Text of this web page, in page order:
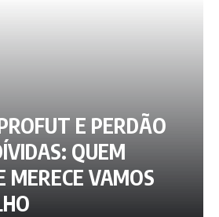
E PERDÃO
QUEM
MERECE VAMOS